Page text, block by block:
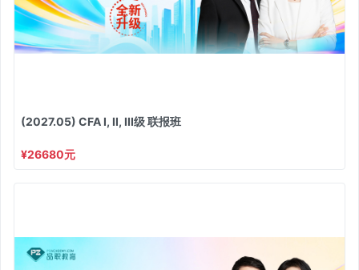
(2027.05) CFA I, II, III级 联报班
¥26680元